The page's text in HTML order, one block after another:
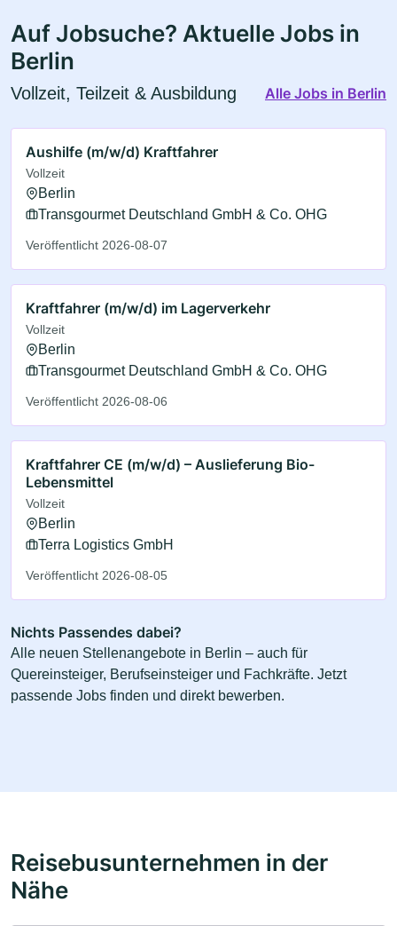
Auf Jobsuche? Aktuelle Jobs in
Berlin
Vollzeit, Teilzeit & Ausbildung Alle Jobs in Berlin
Aushilfe (m/w/d) Kraftfahrer
Vollzeit
Berlin
Transgourmet Deutschland GmbH & Co. OHG
Veröffentlicht 2026-08-07
Kraftfahrer (m/w/d) im Lagerverkehr
Vollzeit
Berlin
Transgourmet Deutschland GmbH & Co. OHG
Veröffentlicht 2026-08-06
Kraftfahrer CE (m/w/d) – Auslieferung Bio-
Lebensmittel
Vollzeit
Berlin
Terra Logistics GmbH
Veröffentlicht 2026-08-05
Nichts Passendes dabei?
Alle neuen Stellenangebote in Berlin – auch für
Quereinsteiger, Berufseinsteiger und Fachkräfte. Jetzt
passende Jobs finden und direkt bewerben.
Reisebusunternehmen in der
Nähe